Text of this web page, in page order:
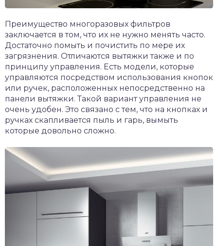
Преимущество многоразовых фильтров
заключается в том, что их не нужно менять часто.
Достаточно помыть и почистить по мере их
загрязнения. Отличаются вытяжки также и по
принципу управления. Есть модели, которые
управляются посредством использования кнопок
или ручек, расположенных непосредственно на
панели вытяжки. Такой вариант управления не
очень удобен. Это связано с тем, что на кнопках и
ручках скапливается пыль и гарь, вымыть
которые довольно сложно.